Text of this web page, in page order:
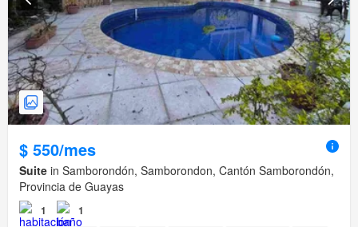
$ 550/mes
Suite in Samborondón, Samborondon, Cantón Samborondón,
Provincia de Guayas
1 1